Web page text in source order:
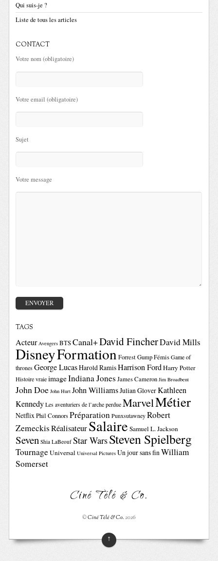
Qui suis-je ?
Liste de tous les articles
CONTACT
Votre nom (obligatoire)
Votre email (obligatoire)
Sujet
Votre message
TAGS
Acteur Avengers BTSCanal+David FincherDavid Mills
DisneyFormationForrest GumpFémis Game of
thrones George LucasHarold RamisHarrison FordHarry Potter
Histoire vraie imageIndiana Jones James Cameron Jim Broadbent
John Doe John Hurt John WilliamsJulian GloverKathleen
Kennedy Les aventuriers de l’arche perdue MarvelMétier
NetflixPhil ConnorsPréparation Punxsutawney Robert
ZemeckisRéalisateurSalaire Samuel L. Jackson
Seven Shia LaBeouf Star WarsSteven Spielberg
TournageUniversal Universal Pictures Un jour sans finWilliam
Somerset
Ciné Télé & Co.
©Ciné Télé & Co.2026
↑